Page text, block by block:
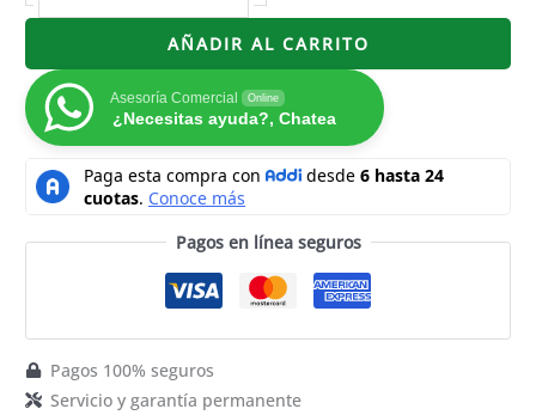
AÑADIR AL CARRITO
Asesoría Comercial Online
¿Necesitas ayuda?, Chatea
Pagos en línea seguros
Pagos 100% seguros
Servicio y garantía permanente